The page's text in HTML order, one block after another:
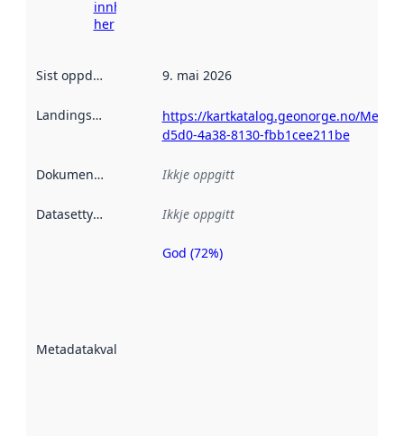
innhenting
her
Sist oppdatert 9. mai 2026
Landingsside
https://kartkatalog.geonorge.no/
d5d0-4a38-8130-fbb1cee211be
Dokumentasjon Ikkje oppgitt
Datasettype Ikkje oppgitt
Metadatakvalitet
Metadatakvalitet
God (72%)